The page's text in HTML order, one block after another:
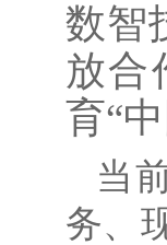
数智
放合
育“
当
务、